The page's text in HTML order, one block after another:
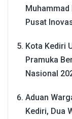
Muhammad
Pusat
Kota Kediri
Pramuka
Nasional
Aduan
Kediri, Dua